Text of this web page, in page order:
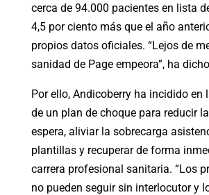
cerca de 94.000 pacientes en lista
4,5 por ciento más que el año
propios datos oficiales. “Lejos de
sanidad de Page empeora”, ha
Por ello, Andicoberry ha incidido en
de un plan de choque para reducir
espera, aliviar la sobrecarga
plantillas y recuperar de forma
carrera profesional sanitaria. “Los
no pueden seguir sin interlocutor y